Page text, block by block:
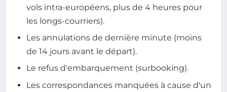
vols intra-européens, plus de 4 heures pour
les longs-courriers).
Les annulations de dernière minute (moins
de 14 jours avant le départ).
Le refus d'embarquement (surbooking).
Les correspondances manquées à cause d'un